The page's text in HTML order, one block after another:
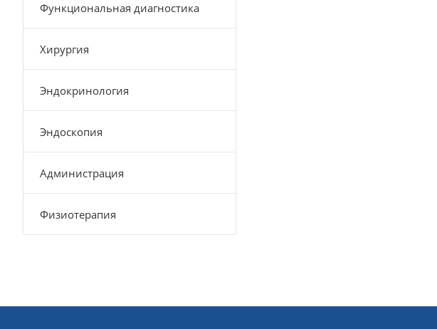
Функциональная диагностика
Хирургия
Эндокринология
Эндоскопия
Администрация
Физиотерапия